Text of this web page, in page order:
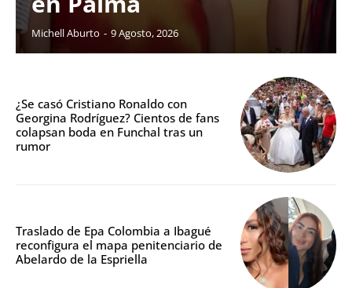
Michell Aburto - 9 Agosto, 2026
¿Se casó Cristiano Ronaldo con
Georgina Rodríguez? Cientos de fans
colapsan boda en Funchal tras un
rumor
Traslado de Epa Colombia a Ibagué
reconfigura el mapa penitenciario de
Abelardo de la Espriella